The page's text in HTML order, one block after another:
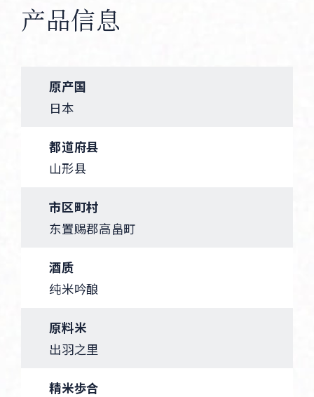
产品信息
原产国
日本
都道府县
山形县
市区町村
东置赐郡高畠町
酒质
纯米吟酿
原料米
出羽之里
精米歩合